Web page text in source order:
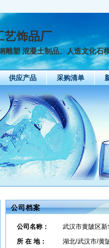
艺饰品厂
雕塑 混凝土制品、人造文化石
供应产品 采购清单
公司档案
公司名称：
武汉市黄陂区
所 在 地：
湖北/武汉市/黄